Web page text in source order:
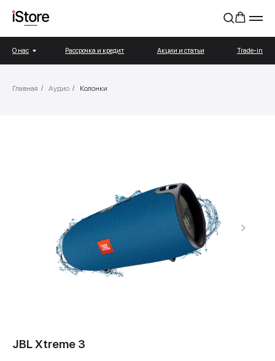
О нас Рассрочка и кредит Акции и статьи Trade-in
Главная / Аудио / Колонки
JBL Xtreme 3